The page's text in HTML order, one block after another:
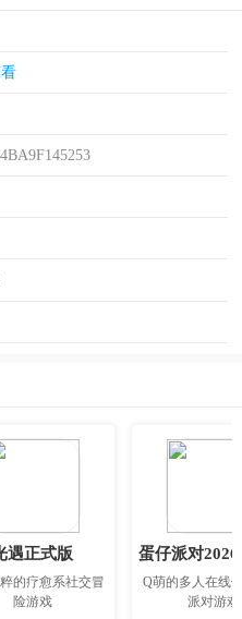
遇正式版
的疗愈系社交冒
险游戏
蛋仔派对
Q萌的多人在线
派对游戏